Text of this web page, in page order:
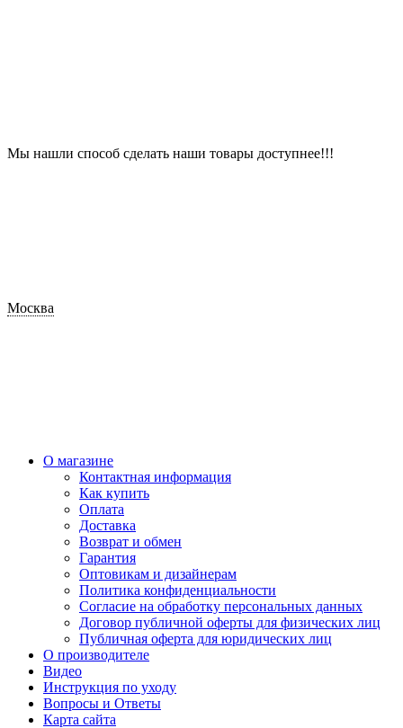
Мы нашли способ сделать наши товары доступнее!!!
Москва
О магазине
Контактная информация
Как купить
Оплата
Доставка
Возврат и обмен
Гарантия
Оптовикам и дизайнерам
Политика конфиденциальности
Согласие на обработку персональных данных
Договор публичной оферты для физических лиц
Публичная оферта для юридических лиц
О производителе
Видео
Инструкция по уходу
Вопросы и Ответы
Карта сайта